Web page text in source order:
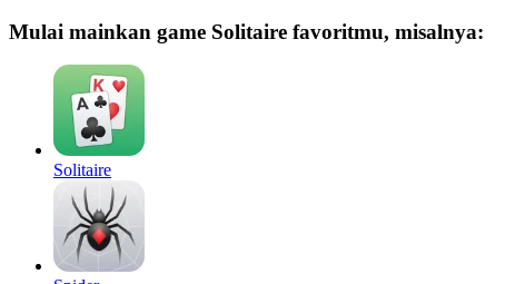
Mulai mainkan game Solitaire favoritmu, misalnya:
Solitaire